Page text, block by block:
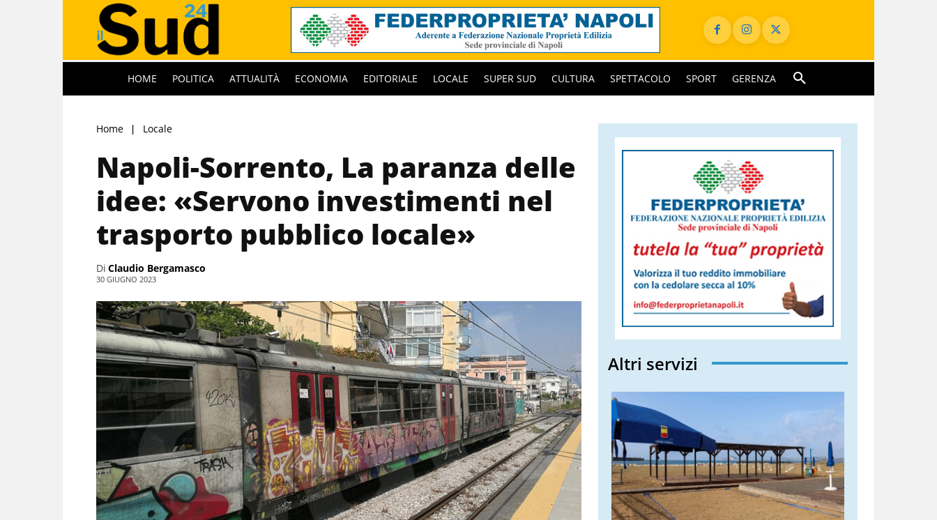
HOME POLITICA ATTUALITÀ ECONOMIA EDITORIALE LOCALE SUPER SUD CULTURA SPETTACOLO SPORT GERENZA
Home Locale
Napoli-Sorrento, La paranza delle
idee: «Servono investimenti nel
trasporto pubblico locale»
Di Claudio Bergamasco
30 GIUGNO 2023
Altri servizi